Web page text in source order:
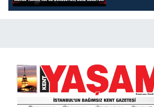
KOKUYOR!